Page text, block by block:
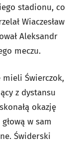
stadionu, co
Wiaczesław
Aleksandr
meczu.
Świerczok,
z dystansu
okazję
w sam
Świderski